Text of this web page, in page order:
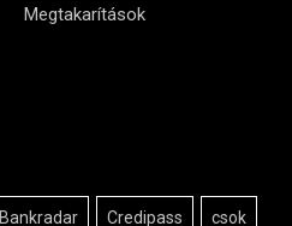
Megtakarítások
Bankradar Credipass csok